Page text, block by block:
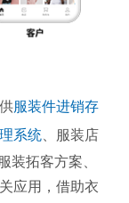
服装件进销存
系统 、服装店
装拓客方案、
应用，借助衣